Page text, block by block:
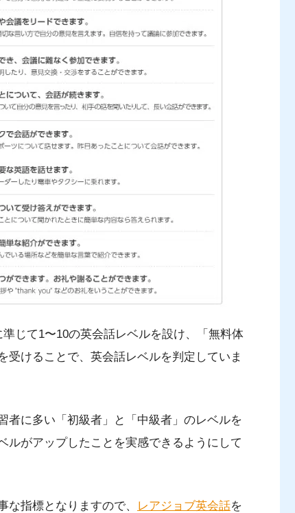
じて1〜10の英会話レベルを設け、「無料体
けることで、英会話レベルを判定していま
者に多い「初級者」と「中級者」のレベルを
ルがアップしたことを実感できるようにして
指標となりますので、 レアジョブ英会話を